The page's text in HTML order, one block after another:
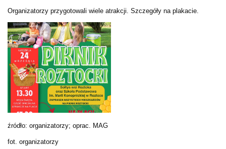
Organizatorzy przygotowali wiele atrakcji. Szczegóły na plakacie.
źródło: organizatorzy; oprac. MAG
fot. organizatorzy